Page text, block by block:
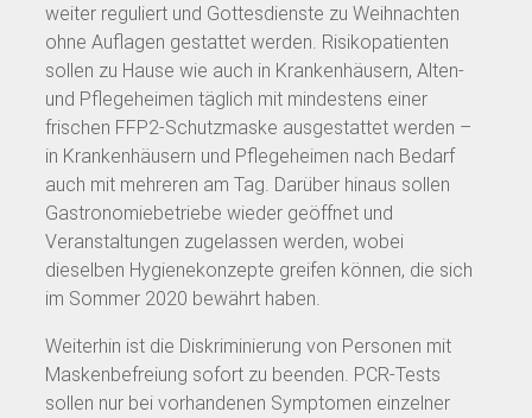
weiter reguliert und Gottesdienste zu Weihnachten
ohne Auflagen gestattet werden. Risikopatienten
sollen zu Hause wie auch in Krankenhäusern, Alten-
und Pflegeheimen täglich mit mindestens einer
frischen FFP2-Schutzmaske ausgestattet werden –
in Krankenhäusern und Pflegeheimen nach Bedarf
auch mit mehreren am Tag. Darüber hinaus sollen
Gastronomiebetriebe wieder geöffnet und
Veranstaltungen zugelassen werden, wobei
dieselben Hygienekonzepte greifen können, die sich
im Sommer 2020 bewährt haben.
Weiterhin ist die Diskriminierung von Personen mit
Maskenbefreiung sofort zu beenden. PCR-Tests
sollen nur bei vorhandenen Symptomen einzelner